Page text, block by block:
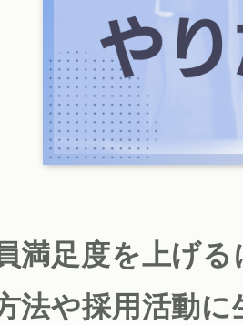
満足度を上げ
法や採用活動に